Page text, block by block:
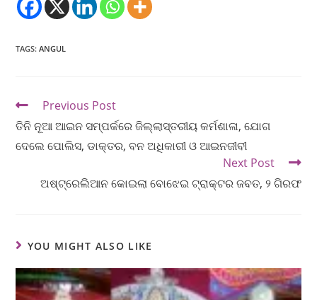
TAGS:ANGUL
Previous Post
ତିନି ନୂଆ ଆଇନ ସମ୍ପର୍କରେ ଜିଲ୍ଲାସ୍ତରୀୟ କର୍ମଶାଳା, ଯୋଗ
ଦେଲେ ପୋଲିସ, ଡାକ୍ତର, ବନ ଅଧିକାରୀ ଓ ଆଇନଜୀବୀ
Next Post
ଅଷ୍ଟ୍ରେଲିଆନ କୋଇଲା ବୋଝେଇ ଟ୍ରାକ୍ଟର ଜବତ, ୨ ଗିରଫ
YOU MIGHT ALSO LIKE